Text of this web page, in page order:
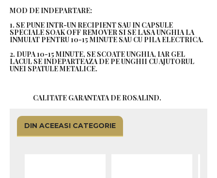
MOD DE INDEPARTARE:
1. SE PUNE INTR-UN RECIPIENT SAU IN CAPSULE
SPECIALE SOAK OFF REMOVER SI SE LASA UNGHIA LA
INMUIAT PENTRU 10-15 MINUTE SAU CU PILA ELECTRICA.
2. DUPA 10-15 MINUTE, SE SCOATE UNGHIA, IAR GEL
LACUL SE INDEPARTEAZA DE PE UNGHII CU AJUTORUL
UNEI SPATULE METALICE.
CALITATE GARANTATA DE ROSALIND.
DIN ACEEASI CATEGORIE